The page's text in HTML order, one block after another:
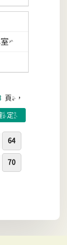
頁，
64
70